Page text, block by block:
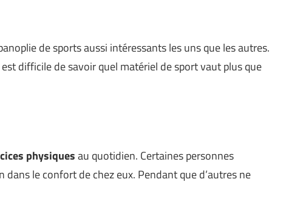
de sports aussi intéressants les uns que les autres.
difficile de savoir quel matériel de sport vaut plus que
physiquesau quotidien. Certaines personnes
le confort de chez eux. Pendant que d’autres ne